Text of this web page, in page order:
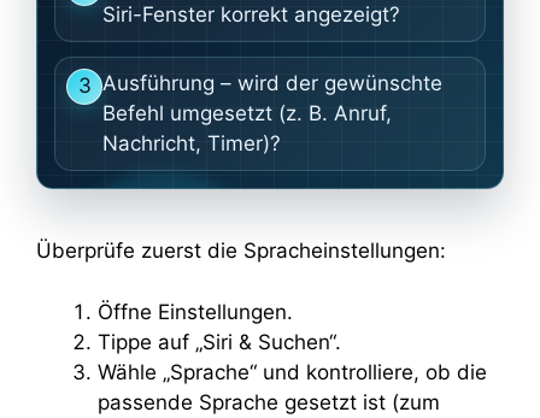
Siri-Fenster korrekt angezeigt?
3 Ausführung – wird der gewünschte
Befehl umgesetzt (z. B. Anruf,
Nachricht, Timer)?
Überprüfe zuerst die Spracheinstellungen:
Öffne Einstellungen.
Tippe auf „Siri & Suchen“.
Wähle „Sprache“ und kontrolliere, ob die
passende Sprache gesetzt ist (zum